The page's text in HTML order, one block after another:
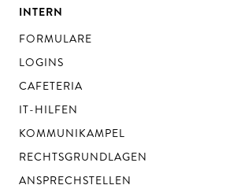
INTERN
FORMULARE
LOGINS
CAFETERIA
IT-HILFEN
KOMMUNIKAMPEL
RECHTSGRUNDLAGEN
ANSPRECHSTELLEN